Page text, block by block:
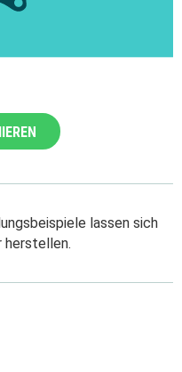
lassen sich
herstellen.